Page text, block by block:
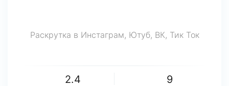
Раскрутка в Инстаграм, Ютуб, ВК, Тик Ток
2.4 9